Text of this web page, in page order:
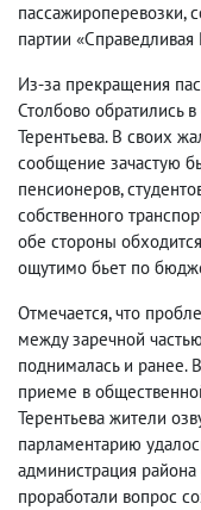
пассажироперевозки,
партии «Справедливая
Из-за прекращения
Столбово обратились
Терентьева. В своих
сообщение зачастую
пенсионеров,
собственного
обе стороны
ощутимо бьет по
Отмечается, что
между заречной
поднималась и ранее.
приеме в
Терентьева жители
парламентарию
администрация
проработали вопрос